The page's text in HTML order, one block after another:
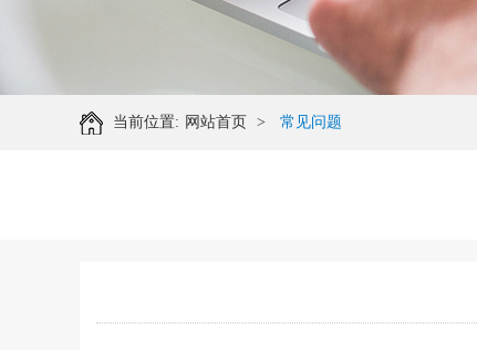
当前位置: 网站首页 > 常见问题